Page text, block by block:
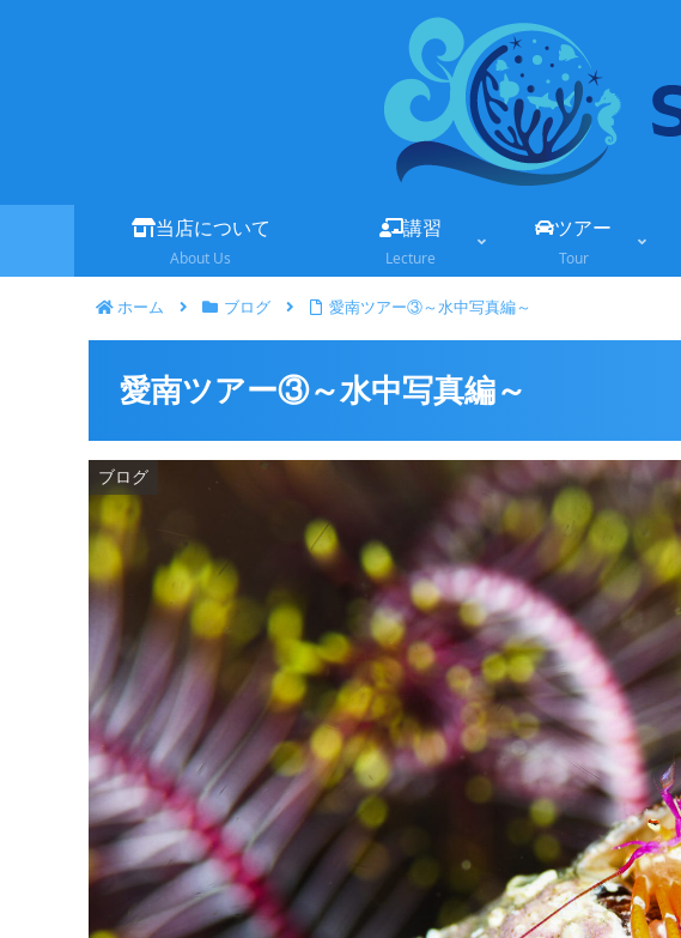
当店について
About Us
講習
Lecture
ツアー
Tour
ホーム ブログ 愛南ツアー③～水中写真編～
愛南ツアー③～水中写真編～
ブログ